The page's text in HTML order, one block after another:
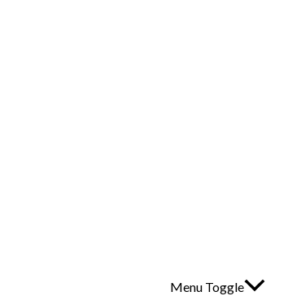
Menu Toggle